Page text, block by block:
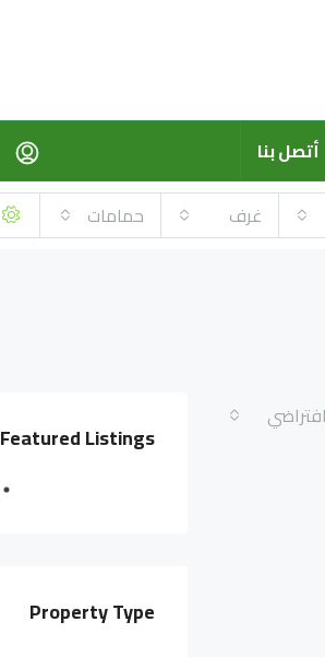
أتصل بنا
غرف حمامات
Featured Listings
Property Type